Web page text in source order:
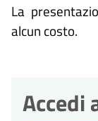
La
alcun costo.
Accedi